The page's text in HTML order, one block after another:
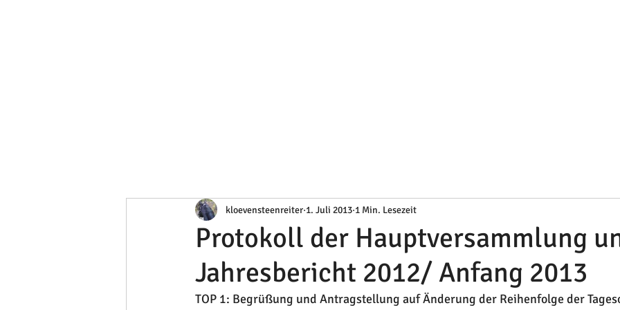
Protokoll der Hauptversammlung
Jahresbericht 2012/ Anfang 2013
kloevensteenreiter 1. Juli 2013 1 Min. Lesezeit
TOP 1: Begrüßung und Antragstellung auf Änderung der Reihenfolge der